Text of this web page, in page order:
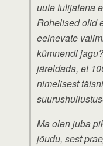
uute tulijatena
Rohelised olid
eelnevate
kümnendi
järeldada, et
nimelisest
Ma olen juba
jõudu, sest